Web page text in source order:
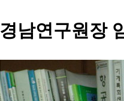
경남연구원장